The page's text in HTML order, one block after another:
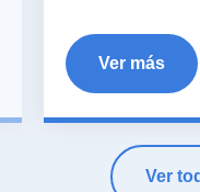
Ver más
Ver